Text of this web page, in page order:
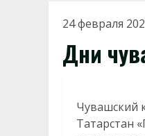
24 февраля
Дни
Чувашский
Татарстан